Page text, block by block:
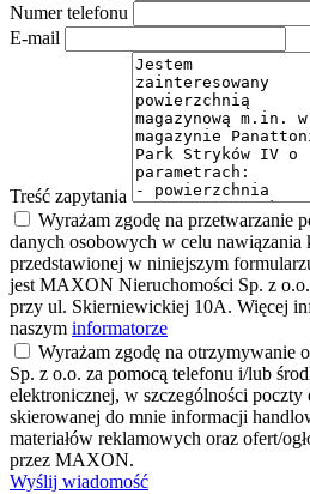
Numer telefonu
E-mail
Treść zapytania
Wyrażam zgodę na przetwarzanie
danych osobowych w celu nawiązania
przedstawionej w niniejszym
jest MAXON Nieruchomości Sp. z
przy ul. Skierniewickiej 10A. Więcej
naszym informatorze
Wyrażam zgodę na
Sp. z o.o. za pomocą telefonu i/lub
elektronicznej, w szczególności poczty
skierowanej do mnie informacji
materiałów reklamowych oraz ofert/
przez MAXON.
Wyślij wiadomość